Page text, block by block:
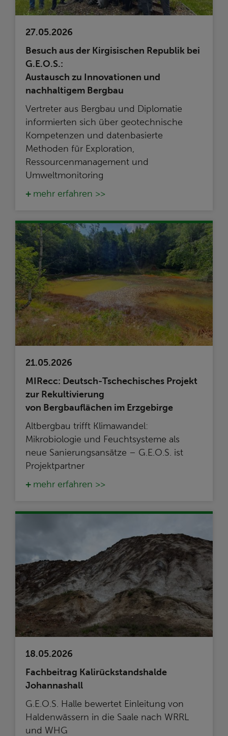
27.05.2026
Besuch aus der Kirgisischen Republik bei
G.E.O.S.:
Austausch zu Innovationen und
nachhaltigem Bergbau
Vertreter aus Bergbau und Diplomatie
informierten sich über geotechnische
Kompetenzen und datenbasierte
Methoden für Exploration,
Ressourcenmanagement und
Umweltmonitoring
mehr erfahren >>
21.05.2026
MIRecc: Deutsch-Tschechisches Projekt
zur Rekultivierung
von Bergbauflächen im Erzgebirge
Altbergbau trifft Klimawandel:
Mikrobiologie und Feuchtsysteme als
neue Sanierungsansätze – G.E.O.S. ist
Projektpartner
mehr erfahren >>
18.05.2026
Fachbeitrag Kalirückstandshalde
Johannashall
G.E.O.S. Halle bewertet Einleitung von
Haldenwässern in die Saale nach WRRL
und WHG